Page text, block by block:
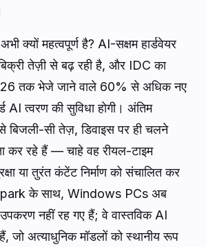
क्यों महत्वपूर्ण है? AI-सक्षम हार्डवेयर
तेज़ी से बढ़ रही है, और IDC का
तक भेजे जाने वाले 60% से अधिक नए
AI त्वरण की सुविधा होगी। अंतिम
बिजली-सी तेज़, डिवाइस पर ही चलने
कर रहे हैं — चाहे वह रीयल-टाइम
या तुरंत कंटेंट निर्माण को संचालित कर
के साथ, Windows PCs अब
नहीं रह गए हैं; वे वास्तविक AI
जो अत्याधुनिक मॉडलों को स्थानीय रूप